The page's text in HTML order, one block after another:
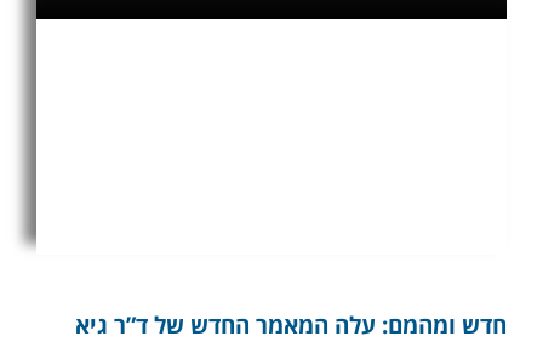
חדש ומהמם: עלה המאמר החדש של ד”ר גיא